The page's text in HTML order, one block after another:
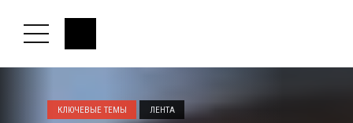
КЛЮЧЕВЫЕ ТЕМЫ ЛЕНТА